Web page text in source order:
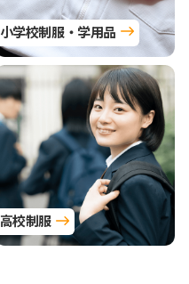
小学校制服・学用品
高校制服